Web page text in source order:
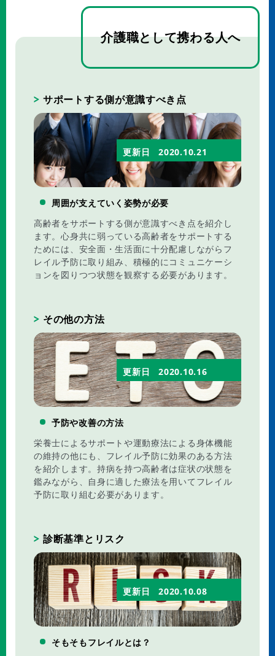
介護職として携わる人へ
サポートする側が意識すべき点
更新日 2020.10.21
高齢者をサポートする側が意識すべき点を紹介し
ます。心身共に弱っている高齢者をサポートする
ためには、安全面・生活面に十分配慮しながらフ
レイル予防に取り組み、積極的にコミュニケーシ
ョンを図りつつ状態を観察する必要があります。
周囲が支えていく姿勢が必要
その他の方法
更新日 2020.10.16
栄養士によるサポートや運動療法による身体機能
の維持の他にも、フレイル予防に効果のある方法
を紹介します。持病を持つ高齢者は症状の状態を
鑑みながら、自身に適した療法を用いてフレイル
予防に取り組む必要があります。
予防や改善の方法
診断基準とリスク
更新日 2020.10.08
そもそもフレイルとは？